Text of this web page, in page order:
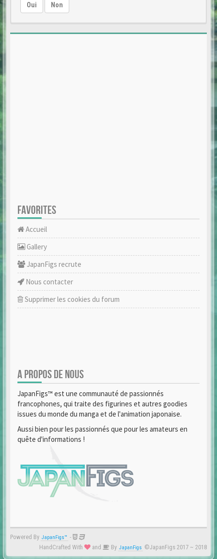
Oui Non
FAVORITES
Accueil
Gallery
JapanFigs recrute
Nous contacter
Supprimer les cookies du forum
A PROPOS DE NOUS
JapanFigs™ est une communauté de passionnés
francophones, qui traite des figurines et autres goodies
issues du monde du manga et de l'animation japonaise.
Aussi bien pour les passionnés que pour les amateurs en
quête d'informations !
Powered By JapanFigs™ -
HandCrafted With
and By JapanFigs ©JapanFigs 2017 ~ 2018